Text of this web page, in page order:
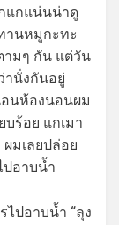
แกแน่นน่าดู
านหมูกะทะ
ามๆ กัน แต่วัน
านั่งกันอยู่
นห้องนอนผม
บร้อย แกเมา
มเลยปล่อย
ปอาบน้ำ
ไปอาบน้ำ “ลุง